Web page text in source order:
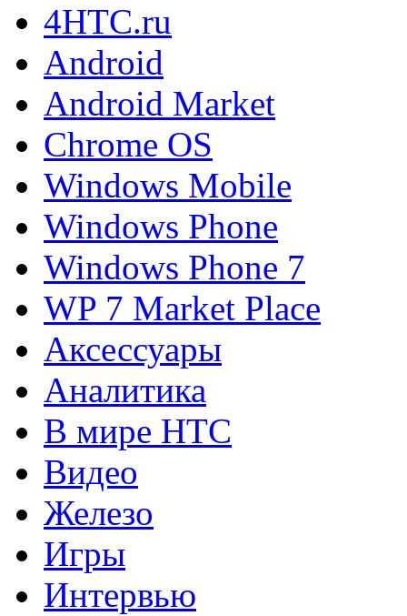
4HTC.ru
Android
Android Market
Chrome OS
Windows Mobile
Windows Phone
Windows Phone 7
WP 7 Market Place
Аксессуары
Аналитика
В мире HTC
Видео
Железо
Игры
Интервью